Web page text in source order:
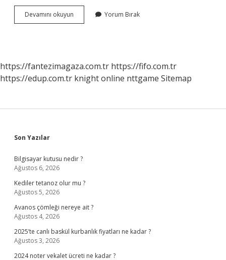
Devamını okuyun
Erkek
Yorum Bırak
https://fantezimagaza.com.tr https://fifo.com.tr
https://edup.com.tr knight online nttgame Sitemap
Sidebar
Son Yazılar
Bilgisayar kutusu nedir ?
Ağustos 6, 2026
Kediler tetanoz olur mu ?
Ağustos 5, 2026
Avanos çömleği nereye ait ?
Ağustos 4, 2026
2025’te canlı baskül kurbanlık fiyatları ne kadar ?
Ağustos 3, 2026
2024 noter vekalet ücreti ne kadar ?